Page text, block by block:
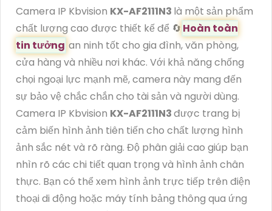
Camera IP Kbvision KX-AF2111N3 là một sản phẩm
chất lượng cao được thiết kế để 🔄 Hoàn toàn
tin tưởng an ninh tốt cho gia đình, văn phòng,
cửa hàng và nhiều nơi khác. Với khả năng chống
chọi ngoại lực mạnh mẽ, camera này mang đến
sự bảo vệ chắc chắn cho tài sản và người dùng.
Camera IP Kbvision KX-AF2111N3được trang bị
cảm biến hình ảnh tiên tiến cho chất lượng hình
ảnh sắc nét và rõ ràng. Độ phân giải cao giúp bạn
nhìn rõ các chi tiết quan trọng và hình ảnh chân
thực. Bạn có thể xem hình ảnh trực tiếp trên điện
thoại di động hoặc máy tính bảng thông qua ứng